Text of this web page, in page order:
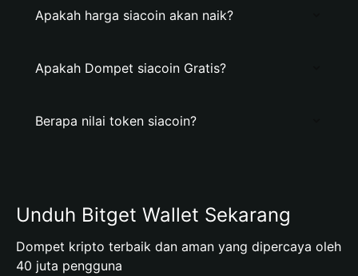
Apakah harga siacoin akan naik?
Apakah Dompet siacoin Gratis?
Berapa nilai token siacoin?
Unduh Bitget Wallet Sekarang
Dompet kripto terbaik dan aman yang dipercaya oleh
40 juta pengguna